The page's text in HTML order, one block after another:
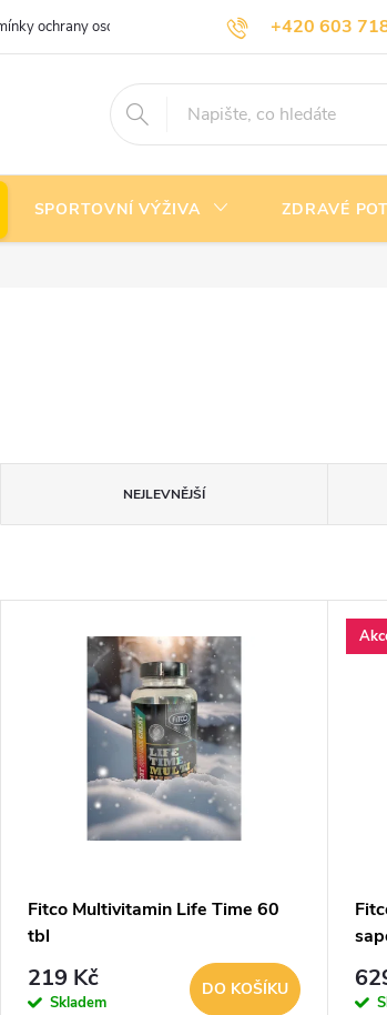
+420 603
ochrany osobních údajů Doprava a platba
SPORTOVNÍ VÝŽIVA ZDRAVÉ
NEJLEVNĚJŠÍ
Fitco Multivitamin Life Time 60
tbl
219 Kč
Skladem
DO KOŠÍKU